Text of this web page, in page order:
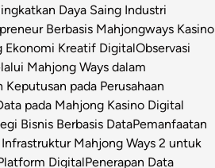
Daya Saing Industri
Berbasis Mahjongways Kasino
Ekonomi Kreatif DigitalObservasi
Mahjong Ways dalam
pada Perusahaan
pada Mahjong Kasino Digital
Bisnis Berbasis DataPemanfaatan
Mahjong Ways 2 untuk
DigitalPenerapan Data